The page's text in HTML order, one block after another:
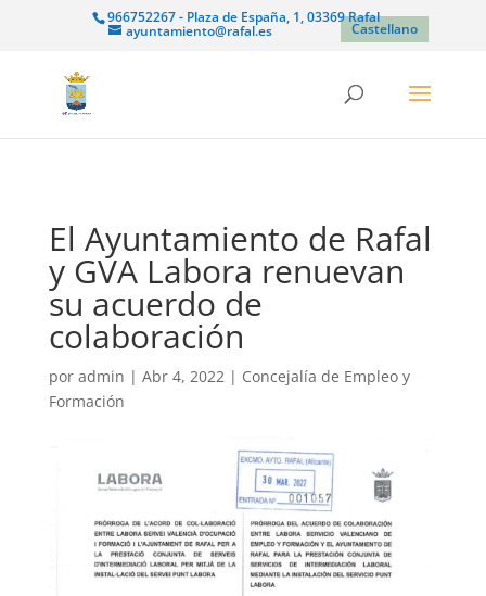
966752267 - Plaza de España, 1, 03369 Rafal
ayuntamiento@rafal.es Castellano
El Ayuntamiento de Rafal
y GVA Labora renuevan
su acuerdo de
colaboración
por admin | Abr 4, 2022| Concejalía de Empleo y
Formación